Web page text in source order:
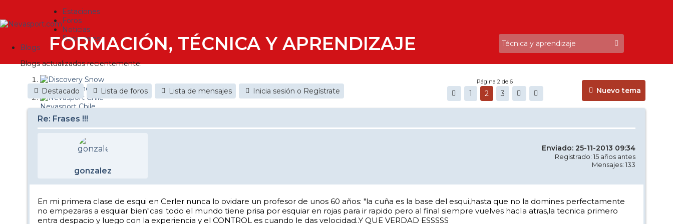
Estaciones
Foros
Noticias
Reportajes
Blogs
Blogs actualizados recientemente:
Discovery Snow
Nevasport Chile
Esquiaryviajar.com
nevasport blog
Diario de un friki
Revista NIX
FORMACIÓN, TÉCNICA Y APRENDIZAJE
Nuevo tema
Destacado Lista de foros Lista de mensajes Inicia sesión o Regístrate
Página 2 de 6
1 2 3
Re: Frases !!!
gonzalez
Enviado: 25-11-2013 09:34
Registrado: 15 años antes
Mensajes: 133
En mi primera clase de esqui en Cerler nunca lo ovidare un profesor de unos 60 años: "la cuña es la base del esqui,hasta que no la domines perfectamente
no empezaras a esquiar bien"casi todo el mundo tiene prisa por esquiar en rojas para ir rapido pero al final siempre vuelves hacIa atras,la tecnica primero
entra despacio y luego con la experiencia y el CONTROL es cuando le das velocidad..Y QUE VERDAD ESSSSS